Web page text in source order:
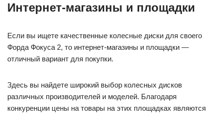
Интернет-магазины и площадки
Если вы ищете качественные колесные диски для своего
Форда Фокуса 2, то интернет-магазины и площадки —
отличный вариант для покупки.
Здесь вы найдете широкий выбор колесных дисков
различных производителей и моделей. Благодаря
конкуренции цены на товары на этих площадках являются